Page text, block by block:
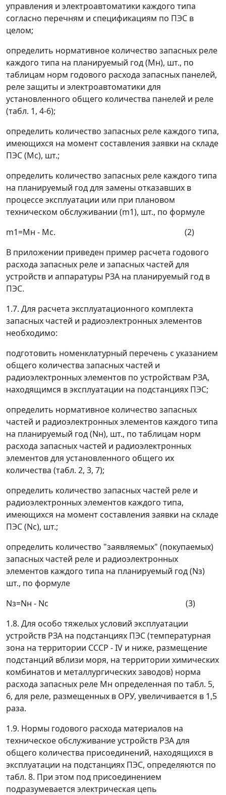
управления и электроавтоматики каждого типа
согласно перечням и спецификациям по ПЭС в
целом;
определить нормативное количество запасных реле
каждого типа на планируемый год (Мн), шт., по
таблицам норм годового расхода запасных панелей,
реле защиты и электроавтоматики для
установленного общего количества панелей и реле
(табл. 1, 4-6);
определить количество запасных реле каждого типа,
имеющихся на момент составления заявки на складе
ПЭС (Мс), шт.;
определить количество запасных реле каждого типа
на планируемый год для замены отказавших в
процессе эксплуатации или при плановом
техническом обслуживании (m1), шт., по формуле
m1=Мн - Мс. (2)
В приложении приведен пример расчета годового
расхода запасных реле и запасных частей для
устройств и аппаратуры РЗA на планируемый год в
ПЭС.
1.7. Для расчета эксплуатационного комплекта
запасных частей и радиоэлектронных элементов
необходимо:
подготовить номенклатурный перечень с указанием
общего количества запасных частей и
радиоэлектронных элементов по устройствам РЗA,
находящимся в эксплуатации на подстанциях ПЭС;
определить нормативное количество запасных
частей и радиоэлектронных элементов каждого типа
на планируемый год (Nн), шт., по таблицам норм
расхода запасных частей и радиоэлектронных
элементов для установленного общего их
количества (табл. 2, 3, 7);
определить количество запасных частей реле и
радиоэлектронных элементов каждого типа,
имеющихся на момент составления заявки на складе
ПЭС (Nc), шт.;
определить количество "заявляемых" (покупаемых)
запасных частей реле и радиоэлектронных
элементов каждого типа на планируемый год (Nз)
шт., по формуле
Nз=Nн - Nc (3)
1.8. Для особо тяжелых условий эксплуатации
устройств РЗА на подстанциях ПЭС (температурная
зона на территории СССР - IV и ниже, размещение
подстанций вблизи моря, на территории химических
комбинатов и металлургических заводов) норма
расхода запасных реле Мн определенная по табл. 5,
6, для реле, размещенных в ОРУ, увеличивается в 1,5
раза.
1.9. Нормы годового расхода материалов на
техническое обслуживание устройств РЗА для
общего количества присоединений, находящихся в
эксплуатации на подстанциях ПЭС, определяются по
табл. 8. При этом под присоединением
подразумевается электрическая цепь